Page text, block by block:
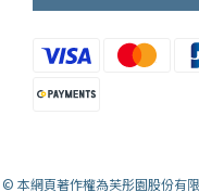
烏龍連續七年榮獲比利時
© 本網頁著作權為芙彤園股份有